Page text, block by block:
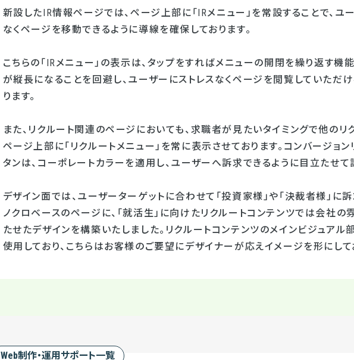
新設したIR情報ページでは、ページ上部に「IRメニュー」を常設することで、
なくページを移動できるように導線を確保しております。
こちらの「IRメニュー」の表示は、タップをすればメニューの開閉を繰り返す機
が縦長になることを回避し、ユーザーにストレスなくページを閲覧していただ
ります。
また、リクルート関連のページにおいても、求職者が見たいタイミングで他のリ
ページ上部に「リクルートメニュー」を常に表示させております。コンバージョン
タンは、コーポレートカラーを適用し、ユーザーへ訴求できるように目立たせて
デザイン面では、ユーザーターゲットに合わせて「投資家様」や「決裁者様」
ノクロベースのページに、「就活生」に向けたリクルートコンテンツでは会社
たせたデザインを構築いたしました。リクルートコンテンツのメインビジュア
使用しており、こちらはお客様のご要望にデザイナーが応えイメージを形にして
Web制作・運用サポート一覧